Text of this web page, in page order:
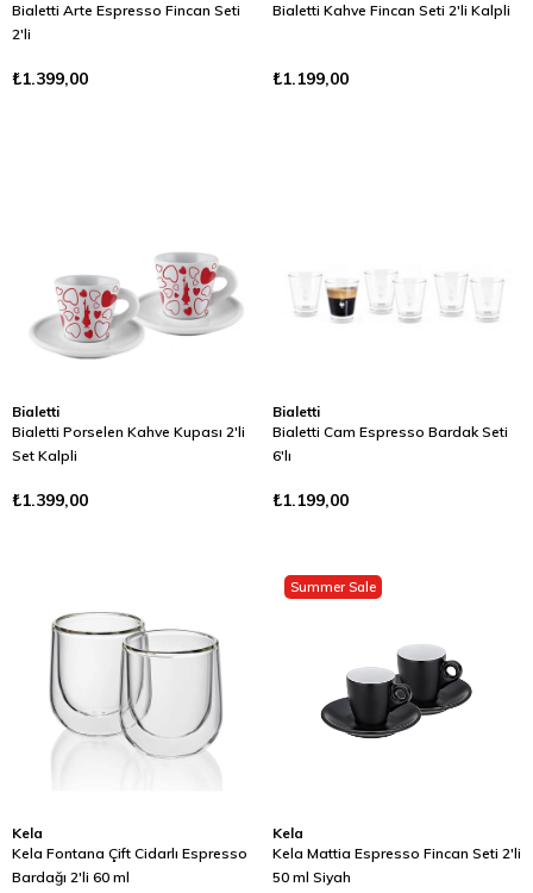
Bialetti Arte Espresso Fincan Seti
2'li
₺1.399,00
Bialetti Kahve Fincan Seti 2'li Kalpli
₺1.199,00
Bialetti
Bialetti Porselen Kahve Kupası 2'li
Set Kalpli
₺1.399,00
Bialetti
Bialetti Cam Espresso Bardak Seti
6'lı
₺1.199,00
Kela
Kela Fontana Çift Cidarlı Espresso
Bardağı 2'li 60 ml
Kela
Kela Mattia Espresso Fincan Seti 2'li
50 ml Siyah
Summer Sale